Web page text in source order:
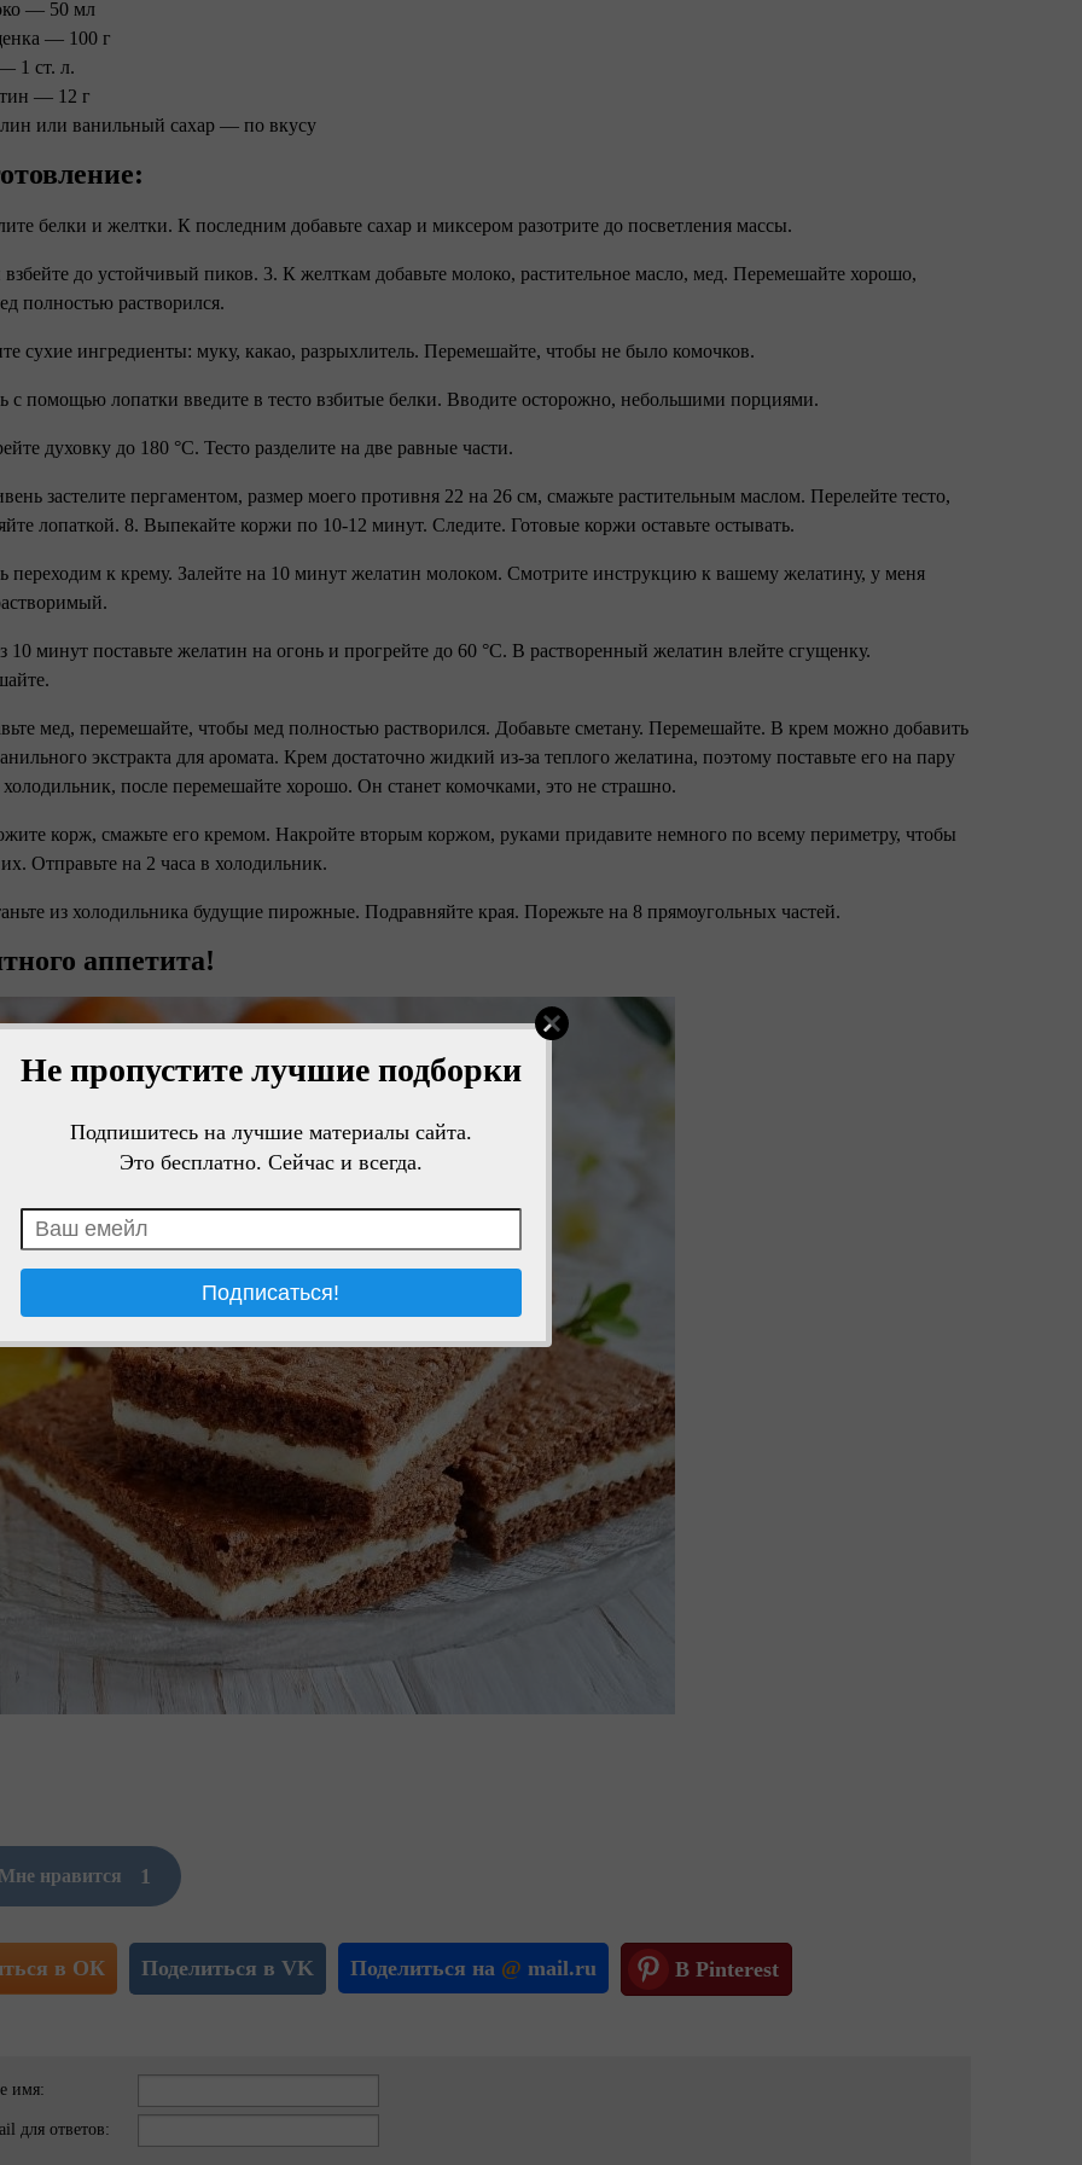
Не пропустите лучшие подборки
Подпишитесь на лучшие материалы сайта.
Это бесплатно. Сейчас и всегда.
— 50 мл
— 100 г
1 ст. л.
— 12 г
или ванильный сахар — по вкусу
белки и желтки. К последним добавьте сахар и миксером разотрите до посветления массы.
взбейте до устойчивый пиков. 3. К желткам добавьте молоко, растительное масло, мед. Перемешайте хорошо,
полностью растворился.
сухие ингредиенты: муку, какао, разрыхлитель. Перемешайте, чтобы не было комочков.
с помощью лопатки введите в тесто взбитые белки. Вводите осторожно, небольшими порциями.
духовку до 180 °С. Тесто разделите на две равные части.
застелите пергаментом, размер моего противня 22 на 26 см, смажьте растительным маслом. Перелейте тесто,
лопаткой. 8. Выпекайте коржи по 10-12 минут. Следите. Готовые коржи оставьте остывать.
переходим к крему. Залейте на 10 минут желатин молоком. Смотрите инструкцию к вашему желатину, у меня
10 минут поставьте желатин на огонь и прогрейте до 60 °С. В растворенный желатин влейте сгущенку.
мед, перемешайте, чтобы мед полностью растворился. Добавьте сметану. Перемешайте. В крем можно добавить
экстракта для аромата. Крем достаточно жидкий из-за теплого желатина, поэтому поставьте его на пару
после перемешайте хорошо. Он станет комочками, это не страшно.
корж, смажьте его кремом. Накройте вторым коржом, руками придавите немного по всему периметру, чтобы
Отправьте на 2 часа в холодильник.
из холодильника будущие пирожные. Подравняйте края. Порежьте на 8 прямоугольных частей.
аппетита!
Мне нравится 1
в ОК Поделиться в VK Поделиться на @ mail.ru В Pinterest
имя:
для ответов: